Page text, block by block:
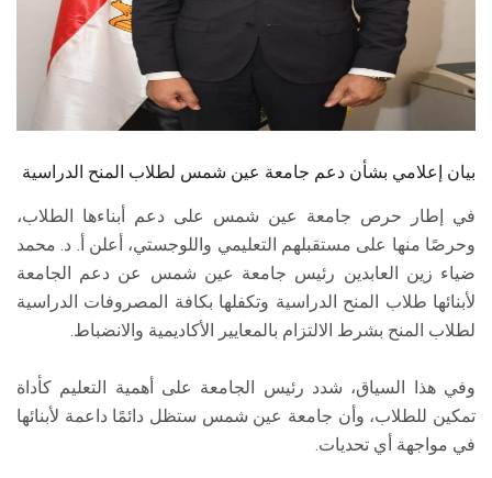
الخريجين
الموظفون
الزائـرون
في إطار حرص جامعة عين شمس على دعم أبناءها الطلاب،
وحرصًا منها على مستقبلهم التعليمي واللوجستي، أعلن أ. د. محمد
ضياء زين العابدين رئيس جامعة عين شمس عن دعم الجامعة
لأبنائها طلاب المنح الدراسية وتكفلها بكافة المصروفات الدراسية
لطلاب المنح بشرط الالتزام بالمعايير الأكاديمية والانضباط.
وفي هذا السياق، شدد رئيس الجامعة على أهمية التعليم كأداة
تمكين للطلاب، وأن جامعة عين شمس ستظل دائمًا داعمة لأبنائها
في مواجهة أي تحديات.